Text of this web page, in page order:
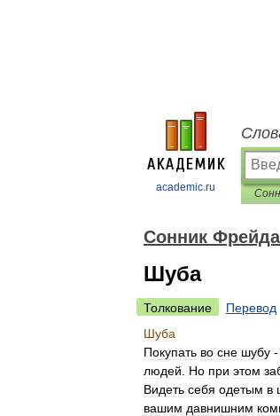
academic.ru
Cонник Фрейда
Шуба
Толкование
Перевод
Шуба
Покупать во сне шубу -
людей
Но при этом
Видеть себя одетым в
вашим давнишним